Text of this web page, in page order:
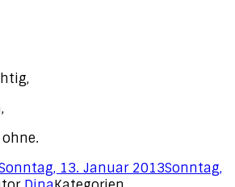
13. Januar 2013Sonntag,